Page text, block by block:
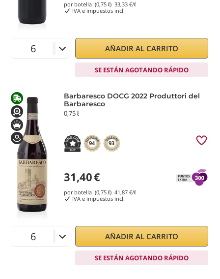
por botella (0,75 ℓ) 33,33 €/ℓ
IVA e impuestos incl.
AÑADIR AL CARRITO
SE ESTÁN AGOTANDO RÁPIDO
Barbaresco DOCG 2022 Produttori del
Barbaresco
0,75 ℓ
94 93
31,40€
por botella (0,75 ℓ) 41,87 €/ℓ
IVA e impuestos incl.
AÑADIR AL CARRITO
SE ESTÁN AGOTANDO RÁPIDO